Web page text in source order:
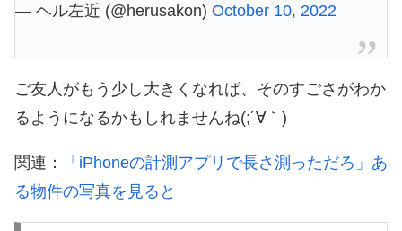
— ヘル左近 (@herusakon) October 10, 2022
ご友人がもう少し大きくなれば、そのすごさがわか
るようになるかもしれませんね(;´∀｀)
関連：
「iPhoneの計測アプリで長さ測っただろ」あ
る物件の写真を見ると